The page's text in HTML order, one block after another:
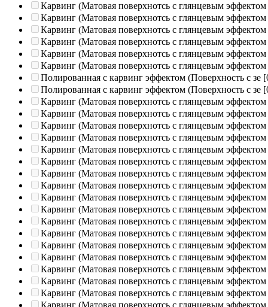
Карвинг (Матовая поверхнотсь с глянцевым эффектом
Карвинг (Матовая поверхнотсь с глянцевым эффектом
Карвинг (Матовая поверхнотсь с глянцевым эффектом
Карвинг (Матовая поверхнотсь с глянцевым эффектом
Карвинг (Матовая поверхнотсь с глянцевым эффектом
Карвинг (Матовая поверхнотсь с глянцевым эффектом
Полированная c карвинг эффектом (Поверхность с зе
Полированная c карвинг эффектом (Поверхность с зе
Карвинг (Матовая поверхнотсь с глянцевым эффектом
Карвинг (Матовая поверхнотсь с глянцевым эффектом
Карвинг (Матовая поверхнотсь с глянцевым эффектом
Карвинг (Матовая поверхнотсь с глянцевым эффектом
Карвинг (Матовая поверхнотсь с глянцевым эффектом
Карвинг (Матовая поверхнотсь с глянцевым эффектом
Карвинг (Матовая поверхнотсь с глянцевым эффектом
Карвинг (Матовая поверхнотсь с глянцевым эффектом
Карвинг (Матовая поверхнотсь с глянцевым эффектом
Карвинг (Матовая поверхнотсь с глянцевым эффектом
Карвинг (Матовая поверхнотсь с глянцевым эффектом
Карвинг (Матовая поверхнотсь с глянцевым эффектом
Карвинг (Матовая поверхнотсь с глянцевым эффектом
Карвинг (Матовая поверхнотсь с глянцевым эффектом
Карвинг (Матовая поверхнотсь с глянцевым эффектом
Карвинг (Матовая поверхнотсь с глянцевым эффектом
Карвинг (Матовая поверхнотсь с глянцевым эффектом